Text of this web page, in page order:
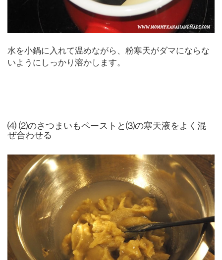
水を小鍋に入れて温めながら、粉寒天がダマにならな
いようにしっかり溶かします。
⑷ ⑵のさつまいもペーストと⑶の寒天液をよく混
ぜ合わせる